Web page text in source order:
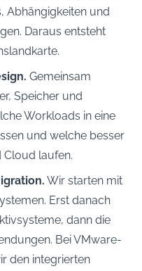
Abhängigkeiten und
Daraus entsteht
Gemeinsam
Speicher und
Workloads in eine
und welche besser
Cloud laufen.
Wir starten mit
Erst danach
dann die
Bei VMware-
den integrierten